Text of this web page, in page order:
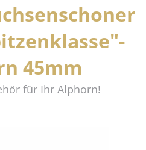
45mm
für Ihr Alphorn!